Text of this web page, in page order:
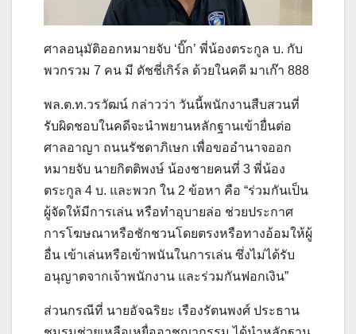
ศาลอนุมัติออกหมายจับ ‘บิ๊ก’ พี่น้องตระกูล บ. กับ
พวกรวม 7 คน มี ดัชชี่เกิร์ล ด้วยในคดี มาเก๊า 888
พล.ต.ท.วรวัฒน์ กล่าวว่า วันนี้พนักงานสืบสวนที่
รับผิดชอบในคดีจะนำพยานหลักฐานเข้ายื่นต่อ
ศาลอาญา ถนนรัชดาภิเษก เพื่อขออำนาจออก
หมายจับ นายกิตติพงษ์ น้องชายคนที่ 3 พี่น้อง
ตระกูล 4 บ. และพวก ใน 2 ข้อหา คือ “ร่วมกันเป็น
ผู้จัดให้มีการเล่น หรือทำอุบายล่อ ช่วยประกาศ
การโฆษณาหรือชักชวนโดยตรงหรือทางอ้อมให้ผู้
อื่น เข้าเล่นหรือเข้าพนันในการเล่น ซึ่งไม่ได้รับ
อนุญาตจากเจ้าพนักงาน และร่วมกันฟอกเงิน”
ส่วนกรณีที่ นายอัจฉริยะ เรืองรัตนพงศ์ ประธาน